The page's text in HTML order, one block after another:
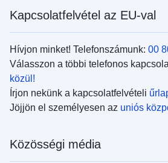
Kapcsolatfelvétel az EU-val
Hívjon minket! Telefonszámunk: 00
Válasszon a többi telefonos
közül!
Írjon nekünk a kapcsolatfelvételi
Jöjjön el személyesen az uniós
Közösségi média